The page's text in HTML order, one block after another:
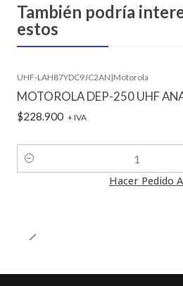
También podría
estos
UHF-LAH87YDC9JC2AN |Motorola
MOTOROLA DEP-250 UHF
$228.900 + IVA
Cantidad
Hacer Pedido